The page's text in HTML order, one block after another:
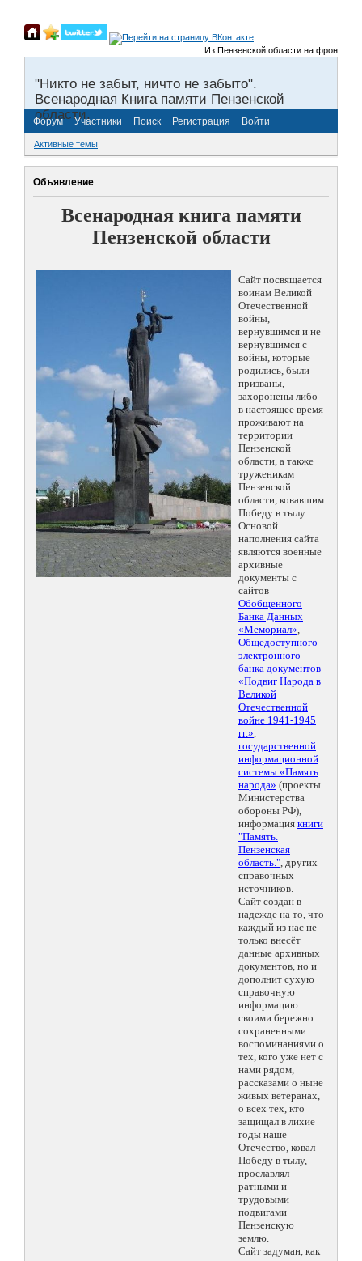
Из Пензенской области на фронты
"Никто не забыт, ничто не забыто".
Всенародная Книга памяти Пензенской
области.
Форум Участники Поиск Регистрация Войти
Активные темы
Объявление
Всенародная книга памяти
Пензенской области
Сайт посвящается
воинам Великой
Отечественной
войны,
вернувшимся и не
вернувшимся с
войны, которые
родились, были
призваны,
захоронены либо
в настоящее время
проживают на
территории
Пензенской
области, а также
труженикам
Пензенской
области, ковавшим
Победу в тылу.
Основой
наполнения сайта
являются военные
архивные
документы с
сайтов
Обобщенного
Банка Данных
«Мемориал»,
Общедоступного
электронного
банка документов
«Подвиг Народа в
Великой
Отечественной
войне 1941-1945
гг.»,
государственной
информационной
системы «Память
народа» (проекты
Министерства
обороны РФ),
информация книги
"Память.
Пензенская
область.", других
справочных
источников.
Сайт создан в
надежде на то, что
каждый из нас не
только внесёт
данные архивных
документов, но и
дополнит сухую
справочную
информацию
своими бережно
сохраненными
воспоминаниями о
тех, кого уже нет с
нами рядом,
рассказами о ныне
живых ветеранах,
о всех тех, кто
защищал в лихие
годы наше
Отечество, ковал
Победу в тылу,
прославлял
ратными и
трудовыми
подвигами
Пензенскую
землю.
Сайт задуман, как